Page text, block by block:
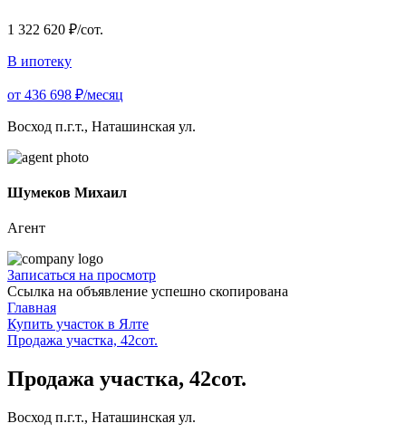
1 322 620 ₽/сот.
В ипотеку
от 436 698 ₽/месяц
Восход п.г.т., Наташинская ул.
Шумеков Михаил
Агент
Записаться на просмотр
Ссылка на объявление успешно скопирована
Главная
Купить участок в Ялте
Продажа участка, 42сот.
Продажа участка, 42сот.
Восход п.г.т., Наташинская ул.